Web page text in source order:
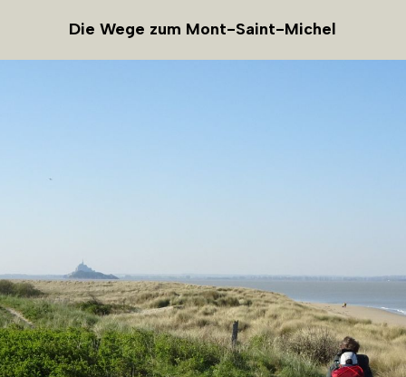
Die Wege zum Mont-Saint-Michel